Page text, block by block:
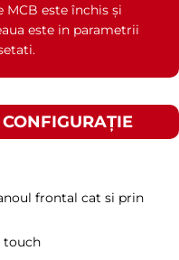
MCB este închis și
este in parametrii
frontal cat si prin
touch